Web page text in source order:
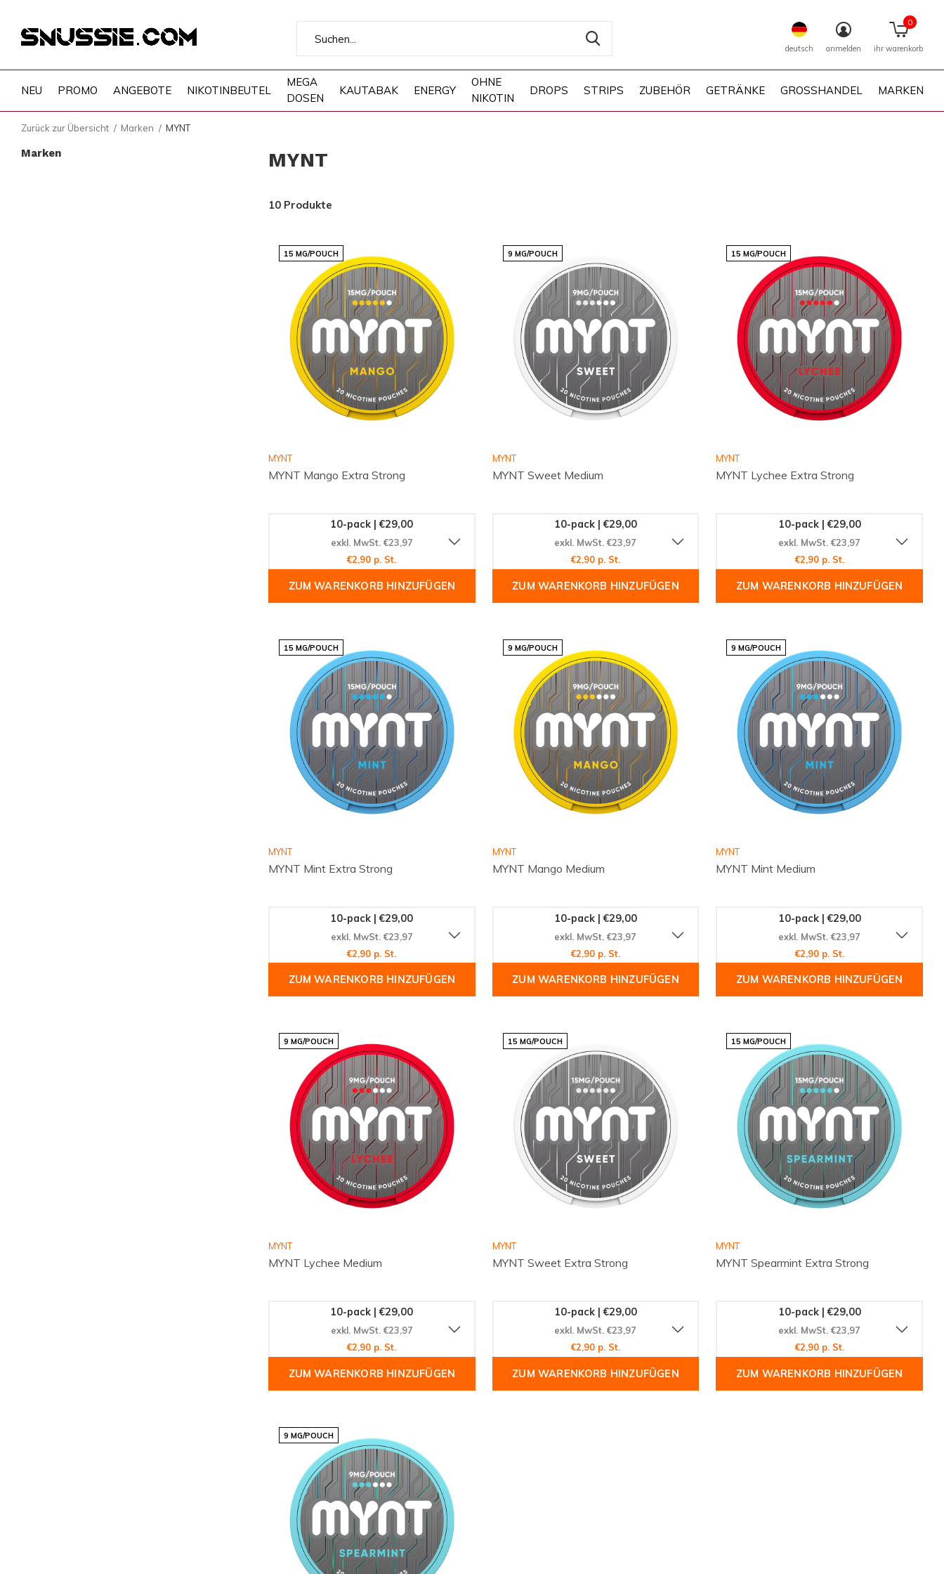
NEU PROMO ANGEBOTE NIKOTINBEUTEL
MEGA
DOSEN
KAUTABAK ENERGY
OHNE
NIKOTIN
DROPS STRIPS ZUBEHÖR GETRÄNKE GROSSHANDEL MARKEN
deutsch anmelden ihr warenkorb
0
Zurück zur Übersicht Marken MYNT
Marken MYNT
10 Produkte
15 MG/POUCH
MYNT
MYNT Mango Extra Strong
10-pack | €29,00
exkl. MwSt. €23,97
€2,90 p. St.
ZUM WARENKORB HINZUFÜGEN
9 MG/POUCH
MYNT
MYNT Sweet Medium
10-pack | €29,00
exkl. MwSt. €23,97
€2,90 p. St.
ZUM WARENKORB HINZUFÜGEN
15 MG/POUCH
MYNT
MYNT Lychee Extra Strong
10-pack | €29,00
exkl. MwSt. €23,97
€2,90 p. St.
ZUM WARENKORB HINZUFÜGEN
15 MG/POUCH
MYNT
MYNT Mint Extra Strong
10-pack | €29,00
exkl. MwSt. €23,97
€2,90 p. St.
ZUM WARENKORB HINZUFÜGEN
9 MG/POUCH
MYNT
MYNT Mango Medium
10-pack | €29,00
exkl. MwSt. €23,97
€2,90 p. St.
ZUM WARENKORB HINZUFÜGEN
9 MG/POUCH
MYNT
MYNT Mint Medium
10-pack | €29,00
exkl. MwSt. €23,97
€2,90 p. St.
ZUM WARENKORB HINZUFÜGEN
9 MG/POUCH
MYNT
MYNT Lychee Medium
10-pack | €29,00
exkl. MwSt. €23,97
€2,90 p. St.
ZUM WARENKORB HINZUFÜGEN
15 MG/POUCH
MYNT
MYNT Sweet Extra Strong
10-pack | €29,00
exkl. MwSt. €23,97
€2,90 p. St.
ZUM WARENKORB HINZUFÜGEN
15 MG/POUCH
MYNT
MYNT Spearmint Extra Strong
10-pack | €29,00
exkl. MwSt. €23,97
€2,90 p. St.
ZUM WARENKORB HINZUFÜGEN
9 MG/POUCH